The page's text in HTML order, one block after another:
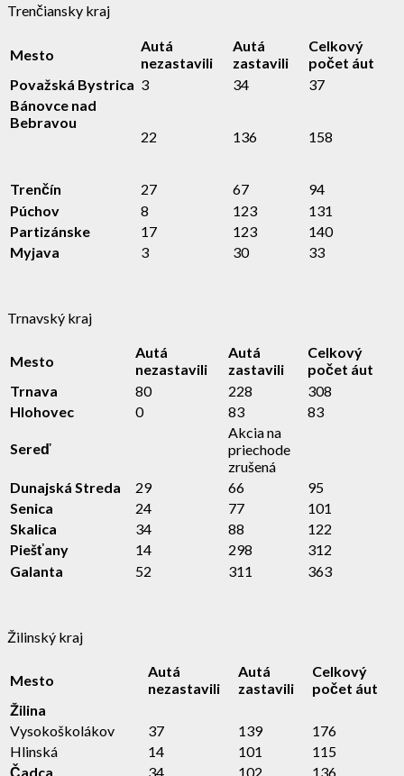
Trenčiansky kraj
Mesto
Autá
nezastavili
Autá
zastavili
Celkový
počet áut
Považská Bystrica 3 34
37
Bánovce nad
Bebravou
22
136 158
Trenčín 27 67
94
Púchov
8 123
131
Partizánske
17 123
140
Myjava
3 30 33
Trnavský kraj
Mesto
Autá
nezastavili
Autá
zastavili
Celkový
počet áut
Trnava
80 228
308
Hlohovec
0 83 83
Sereď
Akcia na
priechode
zrušená
Dunajská Streda
29 66
95
Senica
24 77
101
Skalica
34 88
122
Piešťany
14 298
312
Galanta
52 311 363
Žilinský kraj
Mesto
Autá
nezastavili
Autá
zastavili
Celkový
počet áut
Žilina
Vysokoškolákov
37 139
176
Hlinská
14 101
115
Čadca
34 102 136